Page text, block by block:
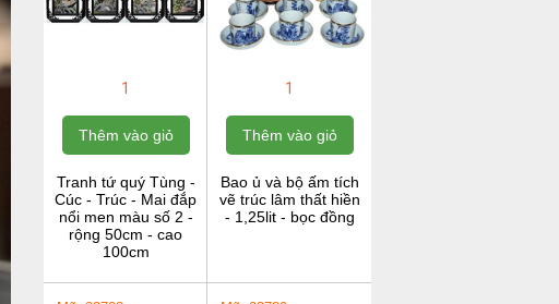
1
Thêm vào giỏ
Tranh tứ quý Tùng -
Cúc - Trúc - Mai đắp
nổi men màu số 2 -
rộng 50cm - cao
100cm
1
Thêm vào giỏ
Bao ủ và bộ ấm tích
vẽ trúc lâm thất hiền
- 1,25lit - bọc đồng